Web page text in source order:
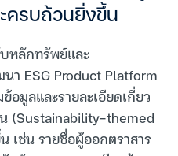
ครบถ้วนยิ่งขึ้น
หลักทรัพย์และ
ESG Product Platform
อมูลและรายละเอียดเกี่ยว
(Sustainability-themed
เช่น รายชื่อผู้ออกตราสาร